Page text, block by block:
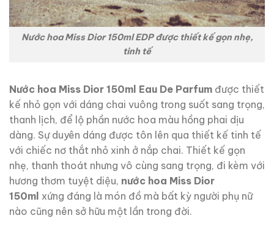
Nước hoa Miss Dior 150ml EDP được thiết kế gọn nhẹ,
tinh tế
Nước hoa Miss Dior 150ml Eau De Parfum được thiết
kế nhỏ gọn với dáng chai vuông trong suốt sang trọng,
thanh lịch, để lộ phần nước hoa màu hồng phai dịu
dàng. Sự duyên dáng được tôn lên qua thiết kế tinh tế
với chiếc nơ thắt nhỏ xinh ở nắp chai. Thiết kế gọn
nhẹ, thanh thoát nhưng vô cùng sang trọng, đi kèm với
hương thơm tuyệt diệu, nước hoa Miss Dior
150ml xứng đáng là món đồ mà bất kỳ người phụ nữ
nào cũng nên sở hữu một lần trong đời.